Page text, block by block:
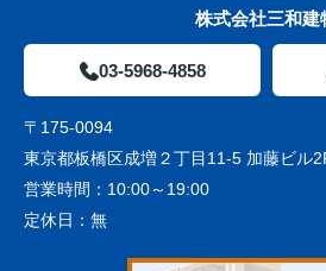
株式会社三和建
03-5968-4858
〒175-0094
東京都板橋区成増２丁目11-5 加藤ビル
営業時間： 10:00～19:00
定休日： 無